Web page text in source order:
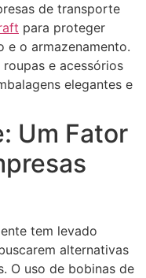
de transporte
para proteger
e o armazenamento.
roupas e acessórios
elegantes e
Um Fator
tem levado
alternativas
O uso de bobinas de